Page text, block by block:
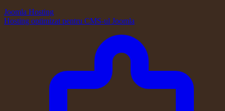
Joomla Hosting
Hosting optimizat pentru CMS-ul Joomla